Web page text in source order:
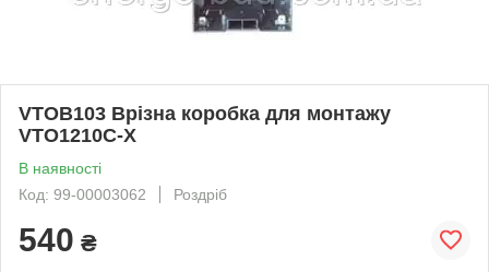
VTOB103 Врізна коробка для монтажу
VTO1210C-X
В наявності
Код: 99-00003062
Роздріб
540 ₴